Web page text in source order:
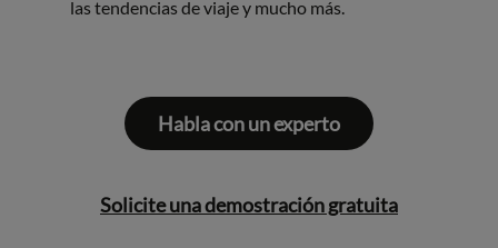
las tendencias de viaje y mucho más.
Habla con un experto
Solicite una demostración gratuita